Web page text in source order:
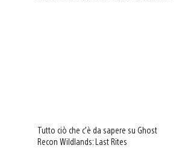
Tutto ciò che c’è da sapere su Ghost
Recon Wildlands: Last Rites